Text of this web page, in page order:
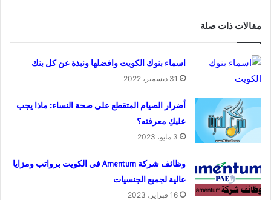
مقالات ذات صلة
اسماء بنوك الكويت وافضلها ونبذة عن كل بنك
31 ديسمبر، 2022
أضرار الصيام المتقطع على صحة النساء: ماذا يجب
عليكِ معرفته؟
3 مايو، 2023
وظائف شركة Amentum في الكويت برواتب ومزايا
عالية لجميع الجنسيات
16 فبراير، 2023